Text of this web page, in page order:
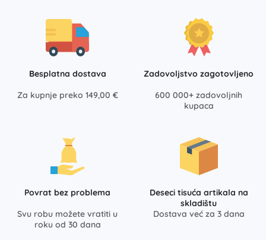
Besplatna dostava
Za kupnje preko 149,00 €
Zadovoljstvo zagotovljeno
600 000+ zadovoljnih
kupaca
Povrat bez problema
Svu robu možete vratiti u
roku od 30 dana
Deseci tisuća artikala na
skladištu
Dostava već za 3 dana